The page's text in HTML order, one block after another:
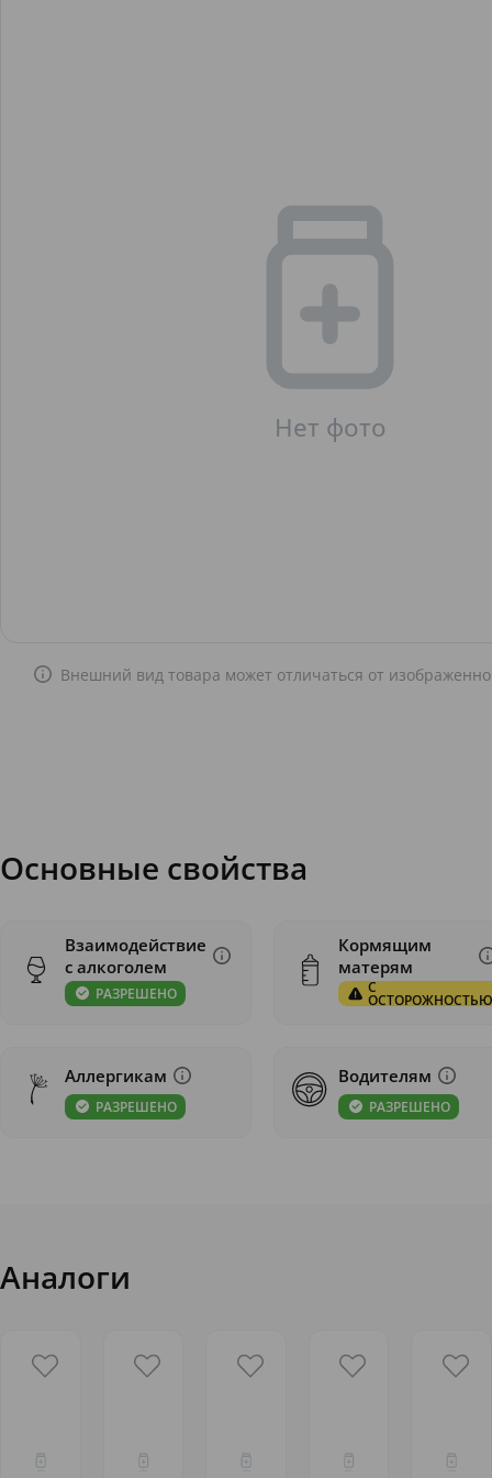
Внешний вид товара может отличаться от
Основные свойства
Взаимодействие
с алкоголем
РАЗРЕШЕНО
Кормящим
матерям
С
ОСТОРОЖНОСТЬЮ
Аллергикам
РАЗРЕШЕНО
Водителям
РАЗРЕШЕНО
Аналоги